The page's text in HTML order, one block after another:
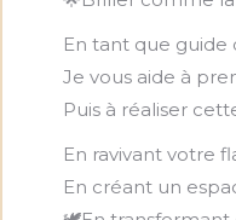
En tant que guide
Je vous aide à
Puis à réaliser
En ravivant votre
En créant un